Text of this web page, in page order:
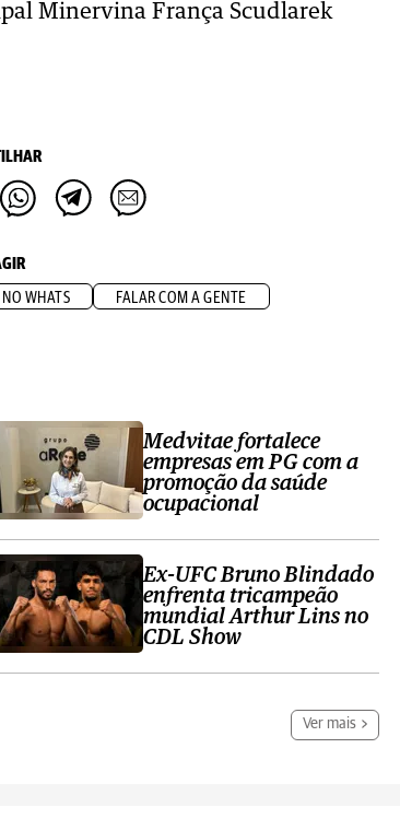
Minervina França Scudlarek
NO WHATS FALAR COM A GENTE
Medvitae fortalece
empresas em PG com a
promoção da saúde
ocupacional
Ex-UFC Bruno Blindado
enfrenta tricampeão
mundial Arthur Lins no
CDL Show
Ver mais